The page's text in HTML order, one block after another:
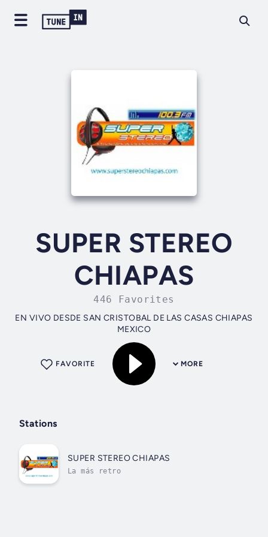
SUPER STEREO
CHIAPAS
446 Favorites
EN VIVO DESDE SAN CRISTOBAL DE LAS CASAS CHIAPAS
MEXICO
MORE
FAVORITE
Stations
SUPER STEREO CHIAPAS
La más retro